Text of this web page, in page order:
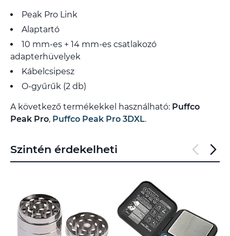
Peak Pro Link
Alaptartó
10 mm-es + 14 mm-es csatlakozó
adapterhüvelyek
Kábelcsipesz
O-gyűrűk (2 db)
A következő termékekkel használható: Puffco
Peak Pro, Puffco Peak Pro 3DXL.
Szintén érdekelheti